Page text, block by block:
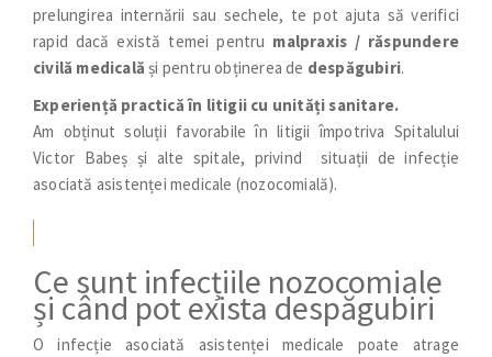
prelungirea internării sau sechele, te pot ajuta să verifici
rapid dacă există temei pentru malpraxis / răspundere
civilă medicală și pentru obținerea de despăgubiri.
Experiență practică în litigii cu unități sanitare.
Am obținut soluții favorabile în litigii împotriva Spitalului
Victor Babeș și alte spitale, privind situații de infecție
asociată asistenței medicale (nozocomială).
Ce sunt infecțiile nozocomiale
și când pot exista despăgubiri
O infecție asociată asistenței medicale poate atrage